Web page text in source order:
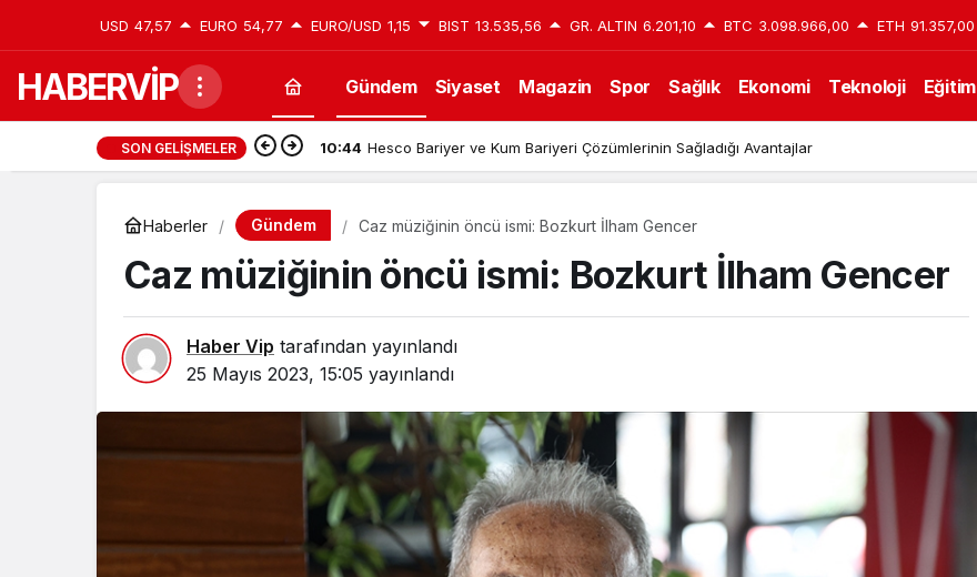
USD 47,57 EURO 54,77 EURO/USD 1,15 BIST 13.535,56 GR. ALTIN 6.201,10 BTC 3.098.966,00 ETH 91.357,00
HABERVİP Gündem Siyaset Magazin Spor Sağlık Ekonomi Teknoloji Eğitim
SON GELIŞMELER 10:44 Hesco Bariyer ve Kum Bariyeri Çözümlerinin Sağladığı Avantajlar
Haberler Gündem Caz müziğinin öncü ismi: Bozkurt İlham Gencer
Caz müziğinin öncü ismi: Bozkurt İlham Gencer
Haber Vip tarafından yayınlandı
25 Mayıs 2023, 15:05 yayınlandı